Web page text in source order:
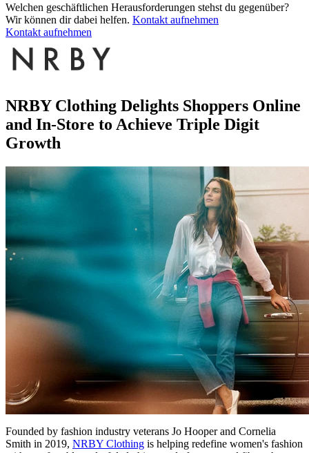
Welchen geschäftlichen Herausforderungen stehst du gegenüber?
Wir können dir dabei helfen. Kontakt aufnehmen
Kontakt aufnehmen
NRBY Clothing Delights Shoppers Online
and In-Store to Achieve Triple Digit
Growth
Founded by fashion industry veterans Jo Hooper and Cornelia
Smith in 2019, NRBY Clothing is helping redefine women's fashion